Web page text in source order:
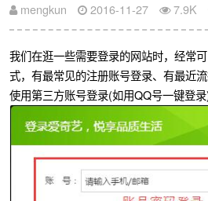
mengkun 2016-11-27 7.9K
我们在逛一些需要登录的网站时，经常
式，有最常见的注册账号登录、有最近
使用第三方账号登录(如用QQ号一键登录)